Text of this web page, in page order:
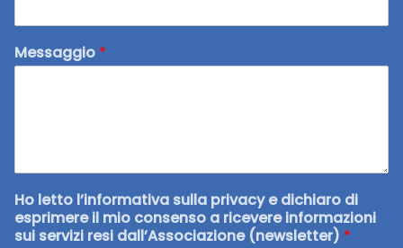
Messaggio *
Ho letto l’informativa sulla privacy e dichiaro di
esprimere il mio consenso a ricevere informazioni
sui servizi resi dall’Associazione (newsletter) *